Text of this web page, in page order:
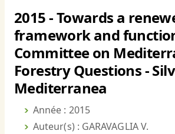
2015 - Towards a
framework and
Committee on
Forestry Questions -
Mediterranea
Année : 2015
Auteur(s) : GARAVAGLIA V.